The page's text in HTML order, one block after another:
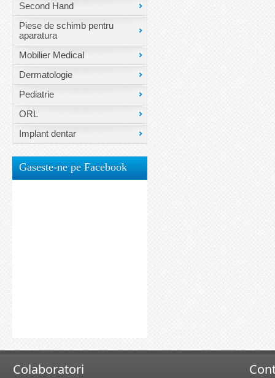
Second Hand
Piese de schimb pentru
aparatura
Mobilier Medical
Dermatologie
Pediatrie
ORL
Implant dentar
Gaseste-ne pe Facebook
Colaboratori